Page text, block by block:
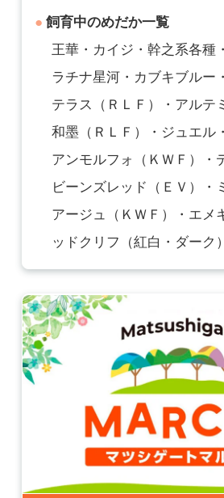
飼育中のめだか一覧
王華・カイジ・幹之系各種
ラチナ星河・カブキブルー
テラス（ＲＬＦ）・アルテ
和墨（ＲＬＦ）・ジュエル
アンモルフォ（ＫＷＦ）・
ビーンズレッド（ＥＶ）・
アージュ（ＫＷＦ）・エメ
ッドクリフ（紅白・ダーク）